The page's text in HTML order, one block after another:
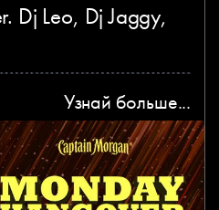
Dj Leo, Dj Jaggy,
Узнай больше...